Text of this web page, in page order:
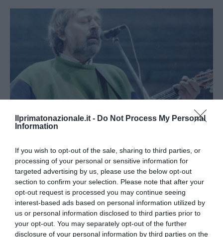
Ilprimatonazionale.it - Do Not Process My Personal
Information
If you wish to opt-out of the sale, sharing to third parties, or
processing of your personal or sensitive information for
targeted advertising by us, please use the below opt-out
section to confirm your selection. Please note that after your
opt-out request is processed you may continue seeing
interest-based ads based on personal information utilized by
us or personal information disclosed to third parties prior to
your opt-out. You may separately opt-out of the further
disclosure of your personal information by third parties on the
Addio a Francesco Guccini: stronzo, poeta e buffone di
corte
7 Agosto 2026